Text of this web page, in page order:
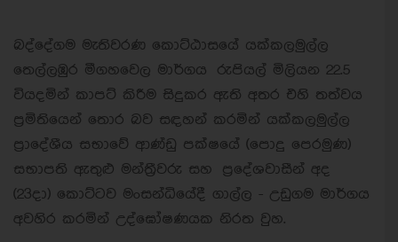
බද්දේගම මැතිවරණ කොට්ඨාසයේ යක්කලමුල්ල
තෙල්ලඹුර මීගහවෙල මාර්ගය රුපියල් මිලියන 22.5
වියදමින් කාපට් කිරීම සිදුකර ඇති අතර එහි තත්වය
ප්‍රමිතියෙන් තොර බව සඳහන් කරමින් යක්කලමුල්ල
ප්‍රාදේශීය සභාවේ ආණ්ඩු පක්ෂයේ (පොදු පෙරමුණ)
සභාපති ඇතුළු මන්ත්‍රීවරු සහ ප්‍රදේශවාසීන් අද
(23දා) කොට්ටව මංසන්ධියේදී ගාල්ල - උඩුගම මාර්ගය
අවහිර කරමින් උද්ඝෝෂණයක නිරත වුහ.